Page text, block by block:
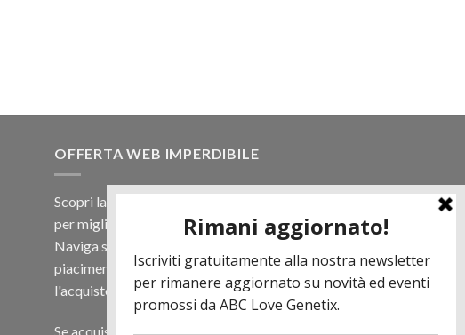
OFFERTA WEB IMPERDIBILE
Scopri la nostra offerta web! Un prezzo mai visto,
per migliaia di prodotti.
Naviga sul sito e scegli il tuo toro filtrando a
piacimento e scopri quanto può essere vantaggioso
l'acquisto online.
Se acquisti almeno 500€ di prodotti in regalo per te